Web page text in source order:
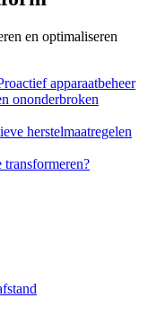
en optimaliseren
apparaatbeheer
ononderbroken
herstelmaatregelen